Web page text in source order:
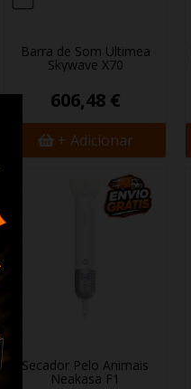
Barra de Som Ultimea
Skywave X70
606,48 €
+ Adicionar
Secador Pelo Animais
Neakasa F1